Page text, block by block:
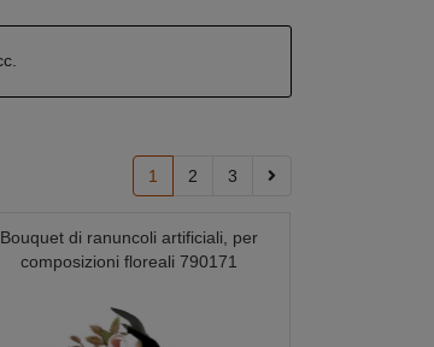
1 2 3
Bouquet di ranuncoli artificiali, per
composizioni floreali 790171